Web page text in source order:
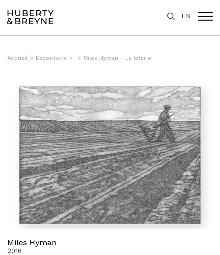
EN
Accueil > Expositions > > Miles Hyman - La loterie
Miles Hyman
2016